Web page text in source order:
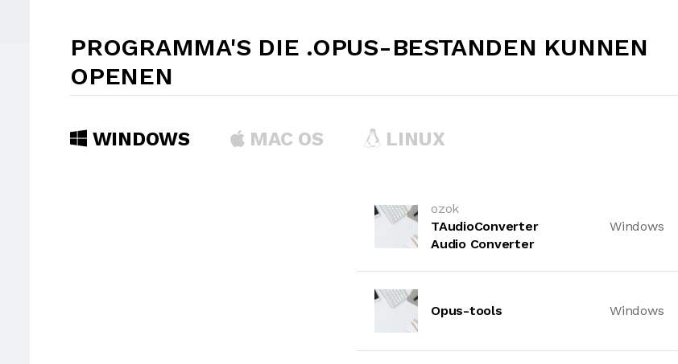
PROGRAMMA'S DIE .OPUS-BESTANDEN KUNNEN
OPENEN
WINDOWS MAC OS LINUX
ozok
TAudioConverter
Audio Converter
Windows
Opus-tools Windows